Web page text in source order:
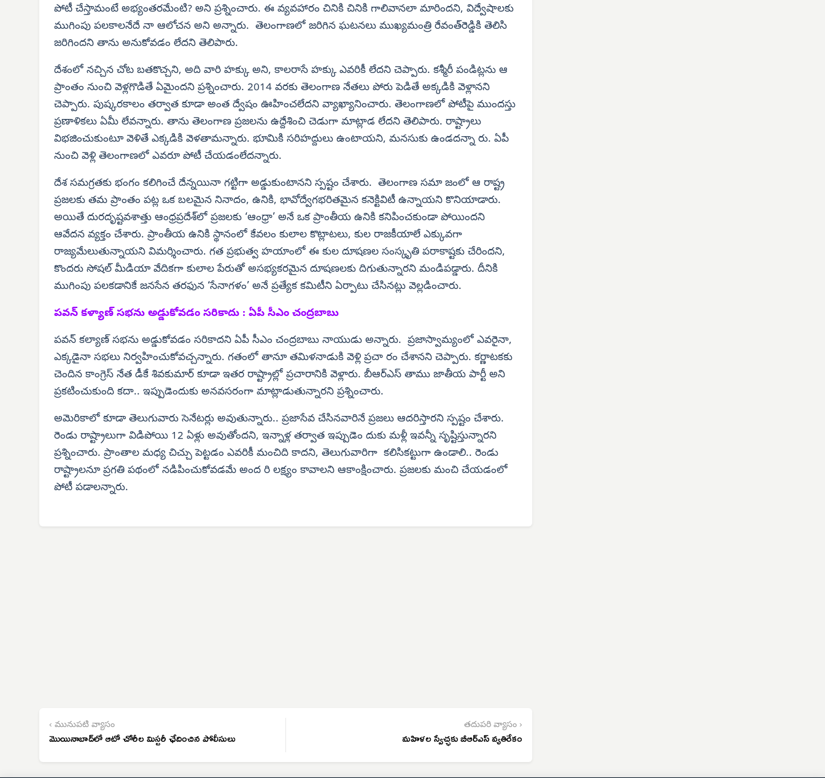
పోటీ చేస్తామంటే అభ్యంతరమేంటి? అని ప్రశ్నించారు. ఈ వ్యవహారం చినికి చినికి గాలివానలా మారిందని, విద్వేషాలకు
ముగింపు పలకాలనేదే నా ఆలోచన అని అన్నారు. తెలంగాణలో జరిగిన ఘటనలు ముఖ్యమంత్రి రేవంత్‌రెడ్డికి తెలిసి
జరిగిందని తాను అనుకోవడం లేదని తెలిపారు.
దేశంలో నచ్చిన చోట బతకొచ్చని, అది వారి హక్కు అని, కాలరాసే హక్కు ఎవరికీ లేదని చెప్పారు. కశ్మీరీ పండిట్లను ఆ
ప్రాంతం నుంచి వెళ్లగొడితే ఏమైందని ప్రశ్నించారు. 2014 వరకు తెలంగాణ నేతలు పోరు పెడితే అక్కడికి వెళ్లానని
చెప్పారు. పుష్కరకాలం తర్వాత కూడా అంత ద్వేషం ఊహించలేదని వ్యాఖ్యానించారు. తెలంగాణలో పోటీపై ముందస్తు
ప్రణాళికలు ఏమీ లేవన్నారు. తాను తెలంగాణ ప్రజలను ఉద్దేశించి చెడుగా మాట్లాడ లేదని తెలిపారు. రాష్ట్రాలు
విభజించుకుంటూ వెళితే ఎక్కడికి వెళతామన్నారు. భూమికి సరిహద్దులు ఉంటాయని, మనసుకు ఉండదన్నా రు. ఏపీ
నుంచి వెళ్లి తెలంగాణలో ఎవరూ పోటీ చేయడంలేదన్నారు.
దేశ సమగ్రతకు భంగం కలిగించే దేన్నయినా గట్టిగా అడ్డుకుంటానని స్పష్టం చేశారు. తెలంగాణ సమా జంలో ఆ రాష్ట్ర
ప్రజలకు తమ ప్రాంతం పట్ల ఒక బలమైన నినాదం, ఉనికి, భావోద్వేగభరితమైన కనెక్టివిటీ ఉన్నాయని కొనియాడారు.
అయితే దురదృష్టవశాత్తు ఆంధ్రప్రదేశ్‌లో ప్రజలకు ‘ఆంధ్రా’ అనే ఒక ప్రాంతీయ ఉనికి కనిపించకుండా పోయిందని
ఆవేదన వ్యక్తం చేశారు. ప్రాంతీయ ఉనికి స్థానంలో కేవలం కులాల కొట్లాటలు, కుల రాజకీయాలే ఎక్కువగా
రాజ్యమేలుతున్నాయని విమర్శించారు. గత ప్రభుత్వ హయాంలో ఈ కుల దూషణల సంస్కృతి పరాకాష్టకు చేరిందని,
కొందరు సోషల్ మీడియా వేదికగా కులాల పేరుతో అసభ్యకరమైన దూషణలకు దిగుతున్నారని మండిపడ్డారు. దీనికి
ముగింపు పలకడానికే జనసేన తరఫున ‘సేనాగళం’ అనే ప్రత్యేక కమిటీని ఏర్పాటు చేసినట్లు వెల్లడించారు.
పవన్ కళ్యాణ్ సభను అడ్డుకోవడం సరికాదు : ఏపీ సీఎం చంద్రబాబు
పవన్ కల్యాణ్ సభను అడ్డుకోవడం సరికాదని ఏపీ సీఎం చంద్రబాబు నాయుడు అన్నారు. ప్రజాస్వామ్యంలో ఎవరైనా,
ఎక్కడైనా సభలు నిర్వహించుకోవచ్చన్నారు. గతంలో తానూ తమిళనాడుకి వెళ్లి ప్రచా రం చేశానని చెప్పారు. కర్ణాటకకు
చెందిన కాంగ్రెస్ నేత డీకే శివకుమార్ కూడా ఇతర రాష్ట్రాల్లో ప్రచారానికి వెళ్లారు. బీఆర్‌ఎస్ తాము జాతీయ పార్టీ అని
ప్రకటించుకుంది కదా.. ఇప్పుడెందుకు అనవసరంగా మాట్లాడుతున్నారని ప్రశ్నించారు.
అమెరికాలో కూడా తెలుగువారు సెనేటర్లు అవుతున్నారు.. ప్రజాసేవ చేసినవారినే ప్రజలు ఆదరిస్తారని స్పష్టం చేశారు.
రెండు రాష్ట్రాలుగా విడిపోయి 12 ఏళ్లు అవుతోందని, ఇన్నాళ్ల తర్వాత ఇప్పుడెం దుకు మళ్లీ ఇవన్నీ సృష్టిస్తున్నారని
ప్రశ్నించారు. ప్రాంతాల మధ్య చిచ్చు పెట్టడం ఎవరికీ మంచిది కాదని, తెలుగువారిగా కలిసికట్టుగా ఉండాలి.. రెండు
రాష్ట్రాలనూ ప్రగతి పథంలో నడిపించుకోవడమే అంద రి లక్ష్యం కావాలని ఆకాంక్షించారు. ప్రజలకు మంచి చేయడంలో
పోటీ పడాలన్నారు.
‹ మునుపటి వ్యాసం
మొయినాబాద్‌లో ఆటో చోరీల మిస్టరీ ఛేదించిన పోలీసులు
తదుపరి వ్యాసం ›
మహిళల స్వేచ్ఛకు బీఆర్‌ఎస్ వ్యతిరేకం